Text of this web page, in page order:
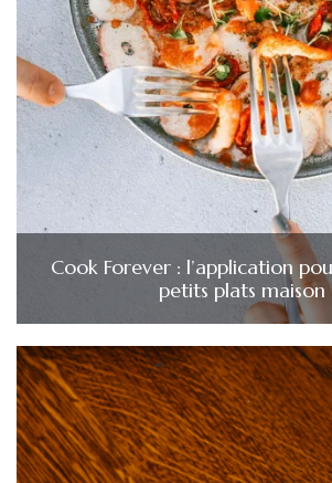
Cook Forever : l’application
petits plats maison